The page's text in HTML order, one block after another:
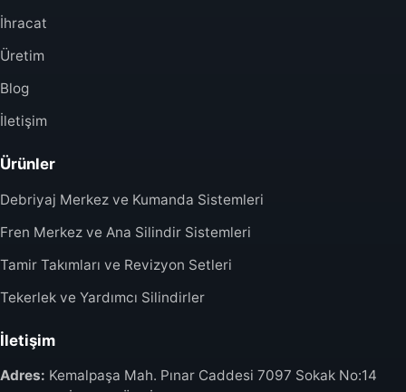
İhracat
Üretim
Blog
İletişim
Ürünler
Debriyaj Merkez ve Kumanda Sistemleri
Fren Merkez ve Ana Silindir Sistemleri
Tamir Takımları ve Revizyon Setleri
Tekerlek ve Yardımcı Silindirler
İletişim
Adres: Kemalpaşa Mah. Pınar Caddesi 7097 Sokak No:14